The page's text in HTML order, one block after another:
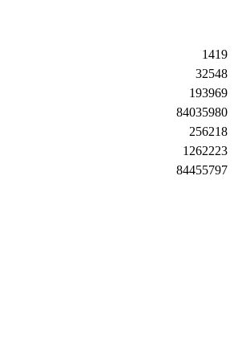
1419
32548
193969
84035980
256218
1262223
84455797